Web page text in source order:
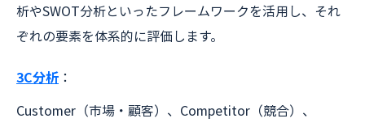
析やSWOT分析といったフレームワークを活用し、それ
ぞれの要素を体系的に評価します。
3C分析 ：
Customer（市場・顧客）、Competitor（競合）、